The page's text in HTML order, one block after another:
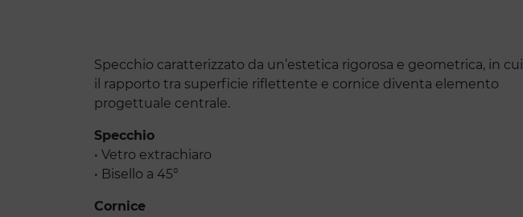
Specchio caratterizzato da un’estetica rigorosa e geometrica, in cui
il rapporto tra superficie riflettente e cornice diventa elemento
progettuale centrale.
Specchio
• Vetro extrachiaro
• Bisello a 45°
Cornice